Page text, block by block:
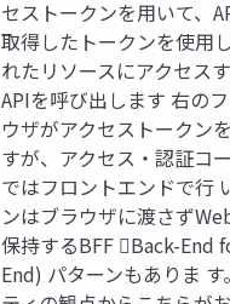
セストークンを用いて、
取得したトークンを使用
れたリソースにアクセス
APIを呼び出します 右の
ウザがアクセストークン
すが、アクセス・認証コ
ではフロントエンドで行
ンはブラウザに渡さず
保持するBFF Back-End
End) パターンもありま す